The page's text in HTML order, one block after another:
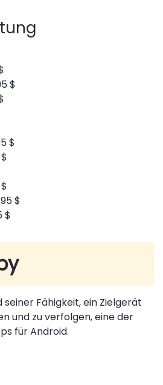
$
$
$
$
Fähigkeit, ein Zielgerät
und zu verfolgen, eine der
für Android.